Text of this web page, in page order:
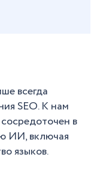
всегда
SEO. К нам
в
ИИ, включая
языков.